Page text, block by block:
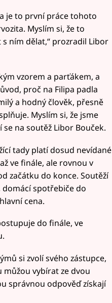
je to první práce tohoto
Myslím si, že to
ním dělat,“ prozradil Libor
vzorem a parťákem, a
proč na Filipa padla
a hodný člověk, přesně
Myslím si, že jsme
na soutěž Libor Bouček.
tady platí dosud nevídané
ve finále, ale rovnou v
začátku do konce. Soutěží
domácí spotřebiče do
cena.
do finále, ve
si zvolí svého zástupce,
vybírat ze dvou
správnou odpověď získají